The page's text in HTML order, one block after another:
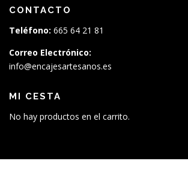
CONTACTO
Teléfono: 665 64 21 81
Correo Electrónico:
info@encajesartesanos.es
MI CESTA
No hay productos en el carrito.